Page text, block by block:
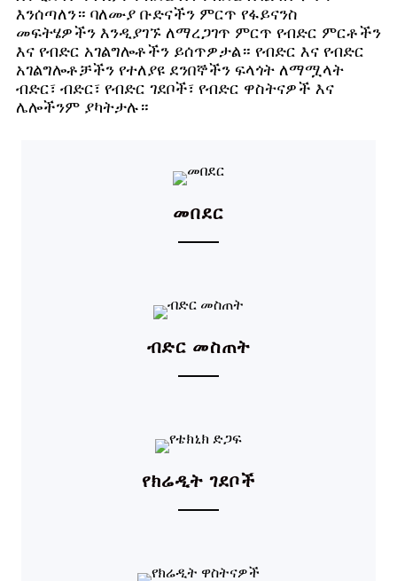
እንሰጣለን። ባለሙያ ቡድናችን ምርጥ የፋይናንስ
መፍትሄዎችን እንዲያገኙ ለማረጋገጥ ምርጥ የብድር ምርቶችን
እና የብድር አገልግሎቶችን ይሰጥዎታል። የብድር እና የብድር
አገልግሎቶቻችን የተለያዩ ደንበኞችን ፍላጎት ለማሟላት
ብድር፣ ብድር፣ የብድር ገደቦች፣ የብድር ዋስትናዎች እና
ሌሎችንም ያካትታሉ።
መበደር
ብድር መስጠት
የክሬዲት ገደቦች